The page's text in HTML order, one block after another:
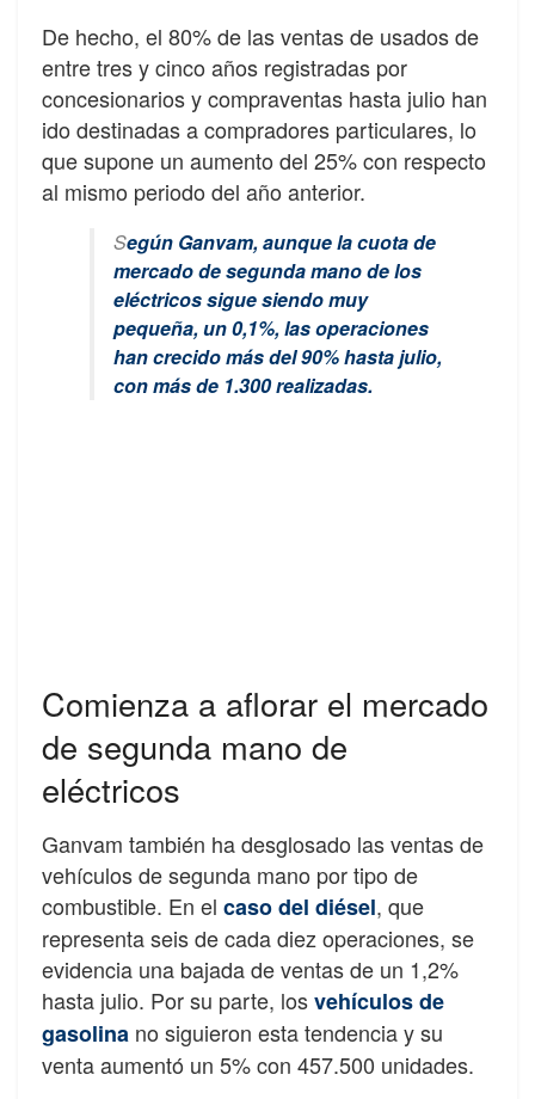
De hecho, el 80% de las ventas de usados de
entre tres y cinco años registradas por
concesionarios y compraventas hasta julio han
ido destinadas a compradores particulares, lo
que supone un aumento del 25% con respecto
al mismo periodo del año anterior.
Según Ganvam, aunque la cuota de
mercado de segunda mano de los
eléctricos sigue siendo muy
pequeña, un 0,1%, las operaciones
han crecido más del 90% hasta julio,
con más de 1.300 realizadas.
Comienza a aflorar el mercado
de segunda mano de
eléctricos
Ganvam también ha desglosado las ventas de
vehículos de segunda mano por tipo de
combustible. En el caso del diésel, que
representa seis de cada diez operaciones, se
evidencia una bajada de ventas de un 1,2%
hasta julio. Por su parte, losvehículos de
gasolina no siguieron esta tendencia y su
venta aumentó un 5% con 457.500 unidades.